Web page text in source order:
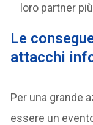
loro partner
Le
attacchi
Per una grande
essere un